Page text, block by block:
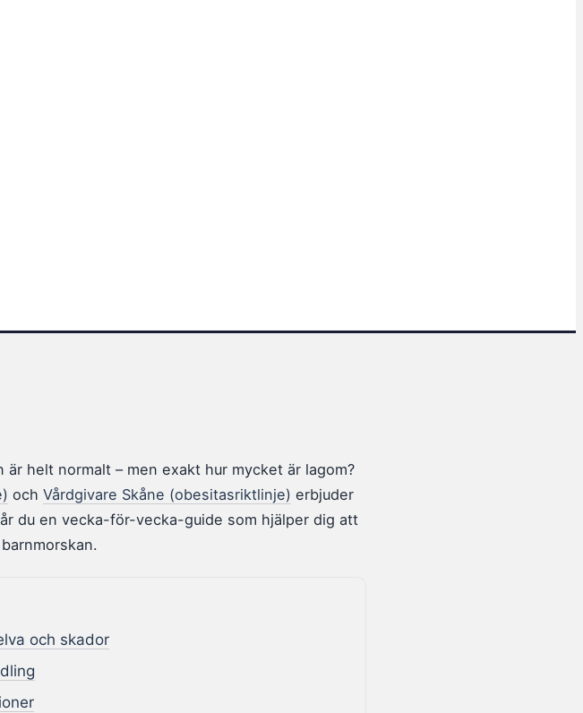
helt normalt – men exakt hur mycket är lagom?
och Vårdgivare Skåne (obesitasriktlinje) erbjuder
du en vecka-för-vecka-guide som hjälper dig att
och skador